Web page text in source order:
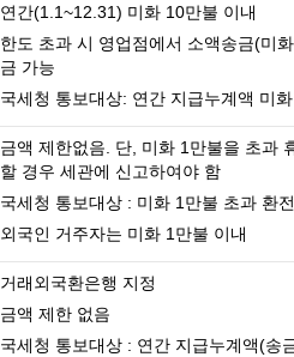
연간(1.1~12.31) 미화 10만불 이내
한도 초과 시 영업점에서 소액송금(미
금 가능
국세청 통보대상: 연간 지급누계액 미
금액 제한없음. 단, 미화 1만불을 초과
할 경우 세관에 신고하여야 함
국세청 통보대상 : 미화 1만불 초과 환
외국인 거주자는 미화 1만불 이내
거래외국환은행 지정
금액 제한 없음
국세청 통보대상 : 연간 지급누계액(송